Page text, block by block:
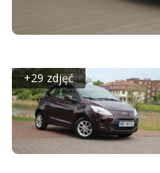
+29 zdjęć